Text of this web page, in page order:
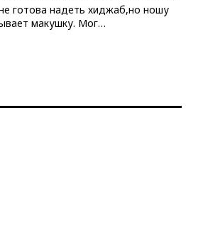
готова надеть хиджаб,но ношу
макушку. Мог…